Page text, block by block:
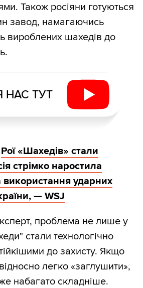
Також росіяни готуються
завод, намагаючись
вироблених шахедів до
НАС ТУТ
Рої «Шахедів» стали
стрімко наростила
використання ударних
— WSJ
проблема не лише у
стали технологічно
до захисту. Якщо
легко «заглушити»,
набагато складніше.